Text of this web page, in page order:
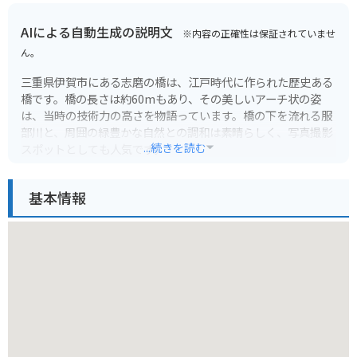
AIによる自動生成の説明文 ※内容の正確性は保証されていませ
ん。
三重県伊賀市にある志磨の橋は、江戸時代に作られた歴史ある
橋です。橋の長さは約60mもあり、その美しいアーチ状の姿
は、当時の技術力の高さを物語っています。橋の下を流れる服
部川と、周囲の緑豊かな自然との調和は素晴らしく、写真撮影
スポットとしても人気です。
り出します。夜にはライトアップもされるため、幻想的な雰囲
気を楽しむこともできます。周辺には駐車場やトイレなどの施
...続きを読む
基本情報